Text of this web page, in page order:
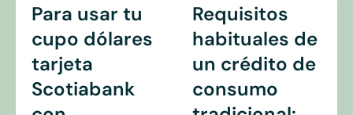
Para usar tu
cupo dólares
tarjeta
Scotiabank
Requisitos
habituales de
un crédito de
consumo